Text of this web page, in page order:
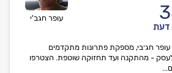
עופר חגב'י
דעת
עופר חג׳בי, מספקת פתרונות מתקדמים
- מהתקנה ועד תחזוקה שוטפת. הצטרפו